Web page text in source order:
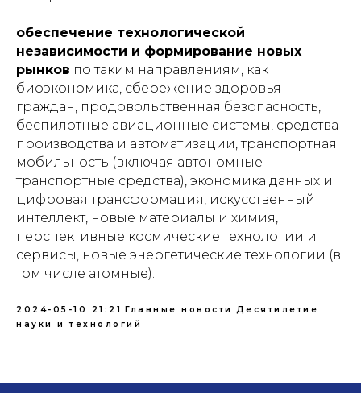
обеспечение технологической
независимости и формирование новых
рынков по таким направлениям, как
биоэкономика, сбережение здоровья
граждан, продовольственная безопасность,
беспилотные авиационные системы, средства
производства и автоматизации, транспортная
мобильность (включая автономные
транспортные средства), экономика данных и
цифровая трансформация, искусственный
интеллект, новые материалы и химия,
перспективные космические технологии и
сервисы, новые энергетические технологии (в
том числе атомные).
2024-05-10 21:21 Главные новости
Десятилетие
науки и технологий